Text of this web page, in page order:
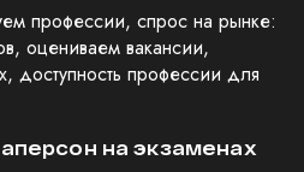
профессии, спрос на рынке:
оцениваем вакансии,
доступность профессии для
на экзаменах